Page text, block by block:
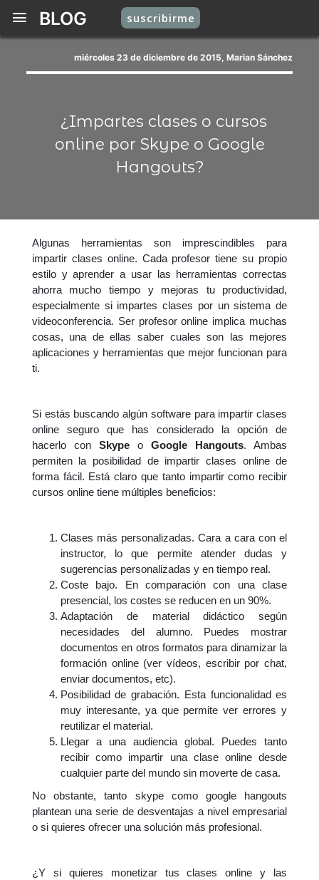
BLOG suscribirme
miércoles 23 de diciembre de 2015, Marian Sánchez
¿Impartes clases o cursos
online por Skype o Google
Hangouts?
Algunas herramientas son imprescindibles para
impartir clases online. Cada profesor tiene su propio
estilo y aprender a usar las herramientas correctas
ahorra mucho tiempo y mejoras tu productividad,
especialmente si impartes clases por un sistema de
videoconferencia. Ser profesor online implica muchas
cosas, una de ellas saber cuales son las mejores
aplicaciones y herramientas que mejor funcionan para
ti.
Si estás buscando algún software para impartir clases
online seguro que has considerado la opción de
hacerlo con SkypeoGoogle Hangouts. Ambas
permiten la posibilidad de impartir clases online de
forma fácil. Está claro que tanto impartir como recibir
cursos online tiene múltiples beneficios:
Clases más personalizadas. Cara a cara con el
instructor, lo que permite atender dudas y
sugerencias personalizadas y en tiempo real.
Coste bajo. En comparación con una clase
presencial, los costes se reducen en un 90%.
Adaptación de material didáctico según
necesidades del alumno. Puedes mostrar
documentos en otros formatos para dinamizar la
formación online (ver vídeos, escribir por chat,
enviar documentos, etc).
Posibilidad de grabación. Esta funcionalidad es
muy interesante, ya que permite ver errores y
reutilizar el material.
Llegar a una audiencia global. Puedes tanto
recibir como impartir una clase online desde
cualquier parte del mundo sin moverte de casa.
No obstante, tanto skype como google hangouts
plantean una serie de desventajas a nivel empresarial
o si quieres ofrecer una solución más profesional.
¿Y si quieres monetizar tus clases online y las